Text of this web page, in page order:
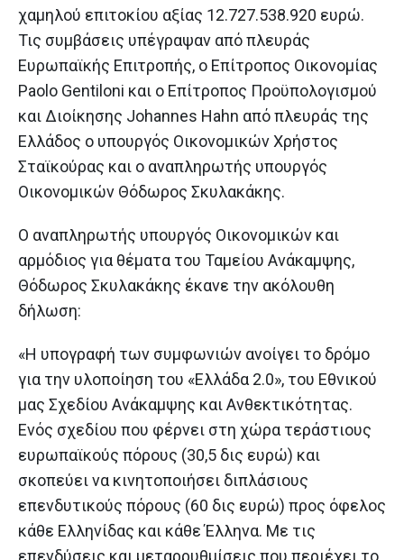
χαμηλού επιτοκίου αξίας 12.727.538.920 ευρώ.
Τις συμβάσεις υπέγραψαν από πλευράς
Ευρωπαϊκής Επιτροπής, ο Επίτροπος Οικονομίας
Paolo Gentiloni και ο Επίτροπος Προϋπολογισμού
και Διοίκησης Johannes Hahn από πλευράς της
Ελλάδος ο υπουργός Οικονομικών Χρήστος
Σταϊκούρας και ο αναπληρωτής υπουργός
Οικονομικών Θόδωρος Σκυλακάκης.
Ο αναπληρωτής υπουργός Οικονομικών και
αρμόδιος για θέματα του Ταμείου Ανάκαμψης,
Θόδωρος Σκυλακάκης έκανε την ακόλουθη
δήλωση:
«Η υπογραφή των συμφωνιών ανοίγει το δρόμο
για την υλοποίηση του «Ελλάδα 2.0», του Εθνικού
μας Σχεδίου Ανάκαμψης και Ανθεκτικότητας.
Ενός σχεδίου που φέρνει στη χώρα τεράστιους
ευρωπαϊκούς πόρους (30,5 δις ευρώ) και
σκοπεύει να κινητοποιήσει διπλάσιους
επενδυτικούς πόρους (60 δις ευρώ) προς όφελος
κάθε Ελληνίδας και κάθε Έλληνα. Με τις
επενδύσεις και μεταρρυθμίσεις που περιέχει το